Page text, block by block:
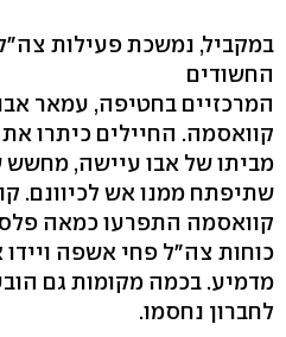
במקביל, נמשכת פעילות
החשודים
המרכזיים בחטיפה, עמאר
קוואסמה. החיילים כיתרו
מביתו של אבו עיישה, מחשש
שתיפתח ממנו אש לכיוונם.
קוואסמה התפרעו כמאה
כוחות צה"ל פחי אשפה ויידו
מדמיע. בכמה מקומות גם
לחברון נחסמו.